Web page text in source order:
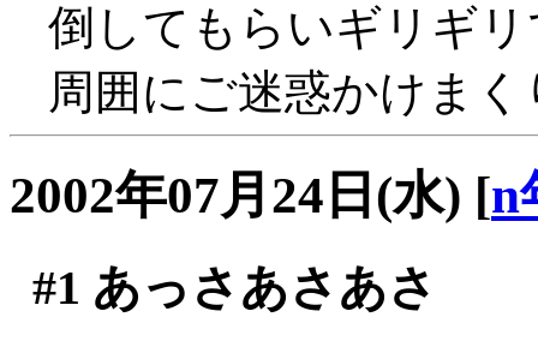
倒してもらいギリギ
周囲にご迷惑かけま
2002年07月24日(水) [n
#1 あっさあさあさ